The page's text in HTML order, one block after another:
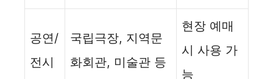
공연/
전시
국립극장, 지역문
화회관, 미술관 등
현장 예매
시 사용 가
능